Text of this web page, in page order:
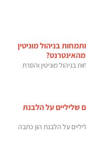
בניהול מוניטין
בניהול מוניטין והסרת
שליליים על הלבנת
על הלבנת הון כתבה